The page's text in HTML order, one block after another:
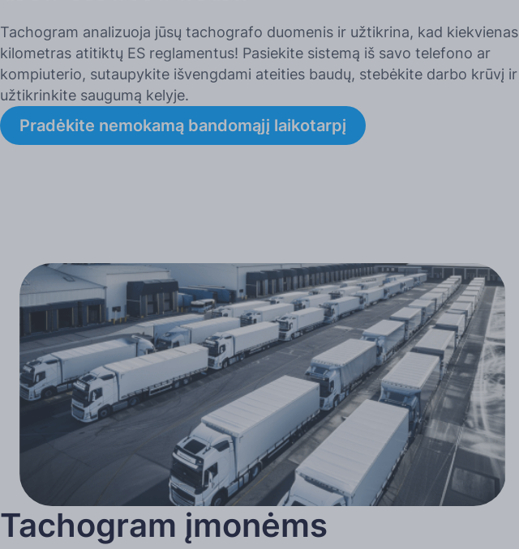
Tachogram analizuoja jūsų tachografo duomenis ir užtikrina, kad kiekvienas
kilometras atitiktų ES reglamentus! Pasiekite sistemą iš savo telefono ar
kompiuterio, sutaupykite išvengdami ateities baudų, stebėkite darbo krūvį ir
užtikrinkite saugumą kelyje.
Pradėkite nemokamą bandomąjį laikotarpį
Tachogram įmonėms